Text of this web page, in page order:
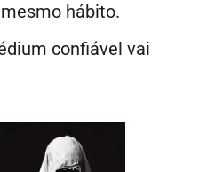
hábito.
confiável vai